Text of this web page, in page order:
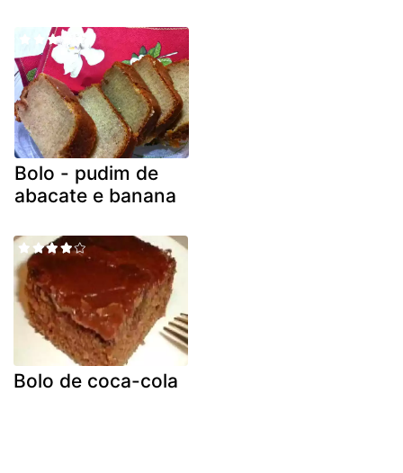
Bolo - pudim de
abacate e banana
Bolo de coca-cola